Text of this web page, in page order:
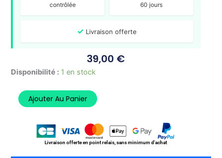
contrôlée
60 jours
✓ Livraison offerte
39,00 €
Disponibilité : 1 en stock
quantité
Variateur
HONDAAjouter Au Panier
Livraison offerte en point relais, sans minimum d'achat